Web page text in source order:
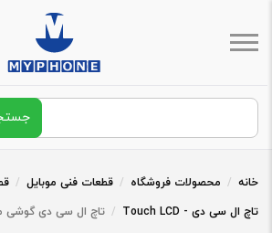
خانه / محصولات فروشگاه / قطعات فنی موبایل /
تاچ ال سی دی - Touch LCD
/ تاچ ال سی دی گوشی